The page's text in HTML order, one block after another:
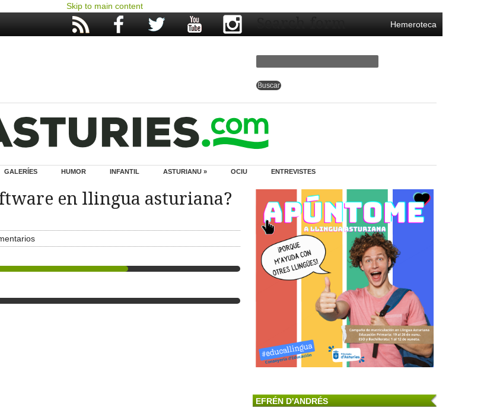
Skip to main content
Hemeroteca
Search form
GALERÍES HUMOR INFANTIL ASTURIANU » OCIU ENTREVISTES
en llingua asturiana?
EFRÉN D'ANDRÉS